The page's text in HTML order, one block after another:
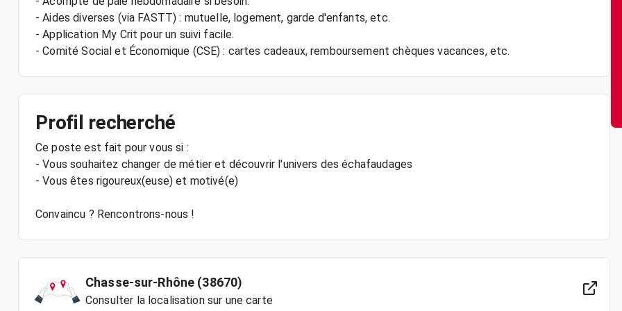
- Aides diverses (via FASTT) : mutuelle, logement, garde d'enfants, etc.
- Application My Crit pour un suivi facile.
Profil recherché
Ce poste est fait pour vous si :
- Vous souhaitez changer de métier et découvrir l'univers des échafaudages
- Vous êtes rigoureux(euse) et motivé(e)
Convaincu ? Rencontrons-nous !
Chasse-sur-Rhône (38670)
Consulter la localisation sur une carte